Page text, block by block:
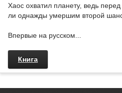
Хаос охватил планету, ведь
ли однажды умершим второй
Впервые на русском...
Книга